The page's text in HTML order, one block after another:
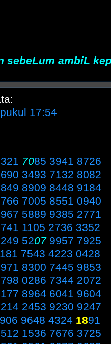
sebeLum ambiL
17:54
7085 3941 8726
3493 7132 8082
8909 8448 9184
7005 8551 0940
5889 9385 2771
1105 2736 3352
52079957 7925
7543 4223 0428
8300 7445 9853
0286 7344 2072
8964 6041 9604
2453 9230 9247
9648 4324 1891
1536 7676 3725